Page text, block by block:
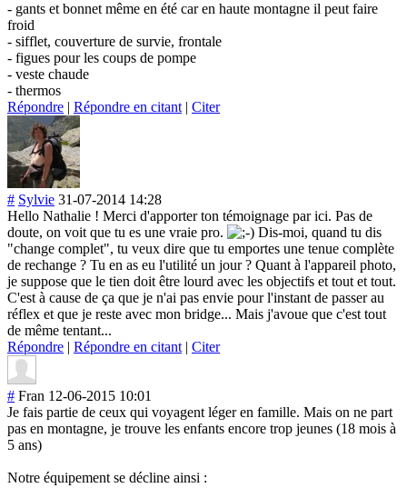
- gants et bonnet même en été car en haute montagne il peut faire
froid
- sifflet, couverture de survie, frontale
- figues pour les coups de pompe
- veste chaude
- thermos
Répondre | Répondre en citant | Citer
# Sylvie 31-07-2014 14:28
Hello Nathalie ! Merci d'apporter ton témoignage par ici. Pas de
doute, on voit que tu es une vraie pro.
Dis-moi, quand tu dis
"change complet", tu veux dire que tu emportes une tenue complète
de rechange ? Tu en as eu l'utilité un jour ? Quant à l'appareil photo,
je suppose que le tien doit être lourd avec les objectifs et tout et tout.
C'est à cause de ça que je n'ai pas envie pour l'instant de passer au
réflex et que je reste avec mon bridge... Mais j'avoue que c'est tout
de même tentant...
Répondre | Répondre en citant | Citer
# Fran 12-06-2015 10:01
Je fais partie de ceux qui voyagent léger en famille. Mais on ne part
pas en montagne, je trouve les enfants encore trop jeunes (18 mois à
5 ans)
Notre équipement se décline ainsi :